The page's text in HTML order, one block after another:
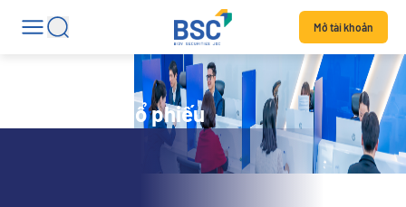
Mở tài khoản
Tin tức mã cổ phiếu